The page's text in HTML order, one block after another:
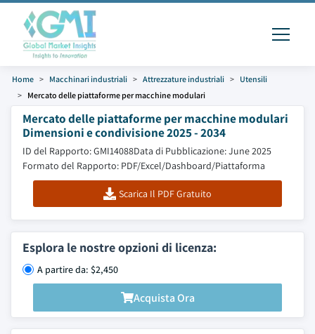
Home Macchinari industriali Attrezzature industriali
Utensili
Mercato delle piattaforme per macchine modulari
Mercato delle piattaforme per macchine modulari
Dimensioni e condivisione 2025 - 2034
ID del Rapporto: GMI14088Data di Pubblicazione: June 2025
Formato del Rapporto: PDF/Excel/Dashboard/Piattaforma
Scarica Il PDF Gratuito
Esplora le nostre opzioni di licenza:
A partire da: $2,450
Acquista Ora